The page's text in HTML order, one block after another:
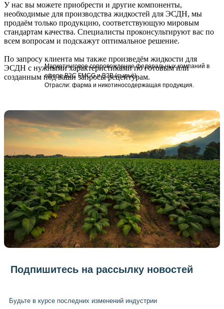
У нас вы можете приобрести и другие компоненты,
необходимые для производства жидкостей для ЭСДН, мы
продаём только продукцию, соответствующую мировым
стандартам качества. Специалисты проконсультируют вас по
всем вопросам и подскажут оптимальное решение.
По запросу клиента мы также произведём жидкости для
ЭСДН с нужными характеристиками по готовым или
созданным под ваши запросы рецептурам.
Маркетинговое сопровождение федеральных компаний в
сфере В2С FMCG и В2В (сырьё).
Отрасли: фарма и никотиносодержащая продукция.
Подпишитесь на рассылку новостей
Будьте в курсе последних изменений индустрии